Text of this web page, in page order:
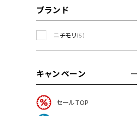
ブランド
ニチモリ (5)
キャンペーン
セールTOP